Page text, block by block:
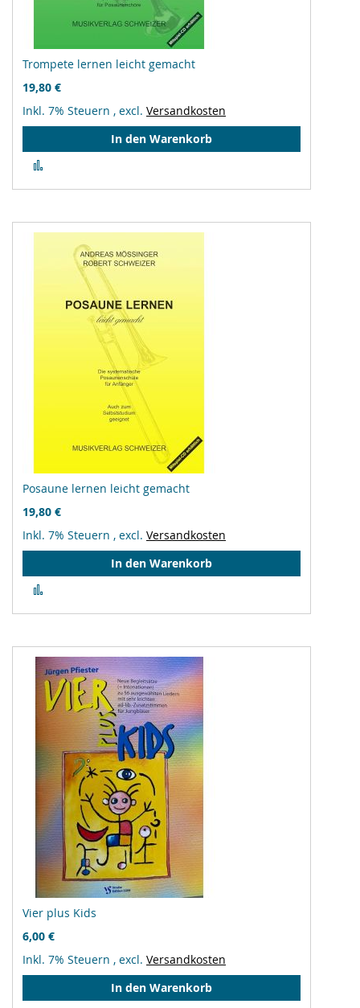
Trompete lernen leicht gemacht
19,80 €
Inkl. 7% Steuern , excl. Versandkosten
In den Warenkorb
hinzufügen
Posaune lernen leicht gemacht
19,80 €
Inkl. 7% Steuern , excl. Versandkosten
In den Warenkorb
hinzufügen
Vier plus Kids
6,00 €
Inkl. 7% Steuern , excl. Versandkosten
In den Warenkorb